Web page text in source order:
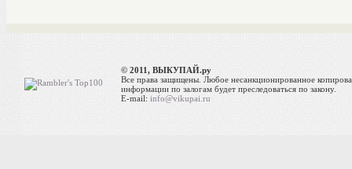
© 2011, ВЫКУПАЙ.ру
Все права защищены. Любое несанкционированное
информации по залогам будет преследоваться по закону.
E-mail:info@vikupai.ru